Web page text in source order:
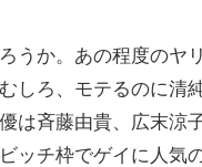
うか。あの程度のヤ
しろ、モテるのに清
は斉藤由貴、広末涼
ッチ枠でゲイに人気